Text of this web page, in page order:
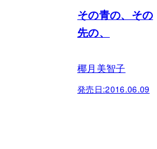
その青の、その
先の、
椰月美智子
発売日:2016.06.09